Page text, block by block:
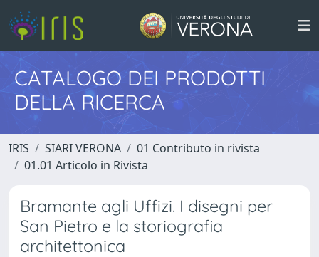
CATALOGO DEI PRODOTTI
DELLA RICERCA
IRIS SIARI VERONA
01 Contributo in rivista
01.01 Articolo in Rivista
Bramante agli Uffizi. I disegni per
San Pietro e la storiografia
architettonica